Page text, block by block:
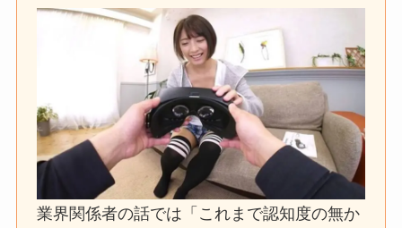
業界関係者の話では「これまで認知度の無か